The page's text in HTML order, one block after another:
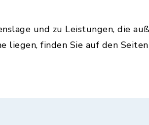
und zu Leistungen, die
liegen, finden Sie auf den